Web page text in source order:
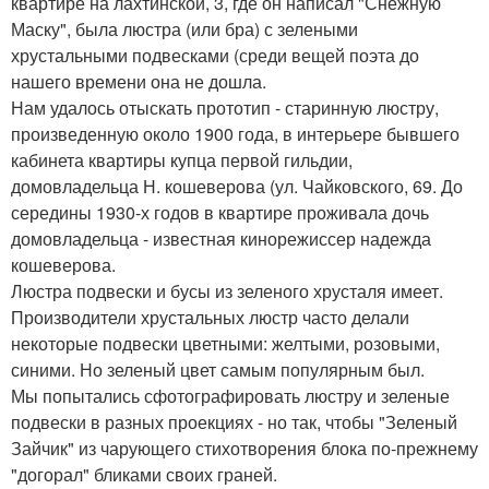
Маску", была люстра (или бра) с зелеными
хрустальными подвесками (среди вещей поэта до
нашего времени она не дошла.
Нам удалось отыскать прототип - старинную люстру,
произведенную около 1900 года, в интерьере бывшего
кабинета квартиры купца первой гильдии,
домовладельца Н. кошеверова (ул. Чайковского, 69. До
середины 1930-х годов в квартире проживала дочь
домовладельца - известная кинорежиссер надежда
кошеверова.
Люстра подвески и бусы из зеленого хрусталя имеет.
Производители хрустальных люстр часто делали
некоторые подвески цветными: желтыми, розовыми,
синими. Но зеленый цвет самым популярным был.
Мы попытались сфотографировать люстру и зеленые
подвески в разных проекциях - но так, чтобы "Зеленый
Зайчик" из чарующего стихотворения блока по-прежнему
"догорал" бликами своих граней.